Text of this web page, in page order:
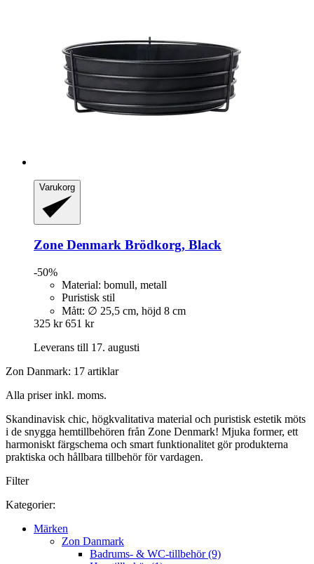
Varukorg
Zone Denmark Brödkorg, Black
-50%
Material: bomull, metall
Puristisk stil
Mått: ∅ 25,5 cm, höjd 8 cm
325 kr 651 kr
Leverans till 17. augusti
Zon Danmark: 17 artiklar
Alla priser inkl. moms.
Skandinavisk chic, högkvalitativa material och puristisk estetik möts
i de snygga hemtillbehören från Zone Denmark! Mjuka former, ett
harmoniskt färgschema och smart funktionalitet gör produkterna
praktiska och hållbara tillbehör för vardagen.
Filter
Kategorier:
Märken
Zon Danmark
Badrums- & WC-tillbehör (9)